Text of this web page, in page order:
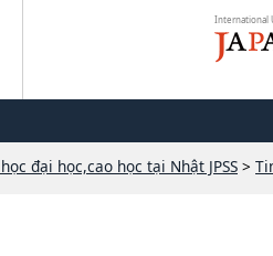
International
đại học,cao học tại Nhật JPSS >